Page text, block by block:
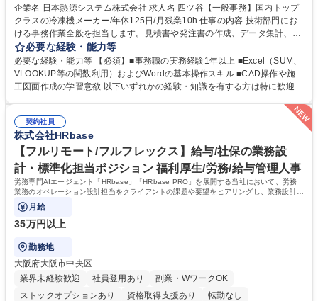
企業名 日本熱源システム株式会社 求人名 四ツ谷【一般事務】国内トップ
クラスの冷凍機メーカー/年休125日/月残業10h 仕事の内容 技術部門にお
ける事務作業全般を担当します。見積書や発注書の作成、データ集計、C
ADを用いた図面修正補助、電話・メール対応などを通じて現場の技術者
を支えるポジションです。 【仕事内容】■資料の整理、作成、ファイリン
グ、受発注等のデータ入力 ■工事見積書や発注書など案件に関する書面の
作成および管理■Excel関数を用いたデータ集計および管理■CAD操作によ
発注処理■技術部門や現場担当者との連絡調整業務 ※必要な知識は業務の
中で少しずつ身につけられますので、専門知識を持たない方でも安心して
ご応募いただけます。 募集職種 四ツ谷【一般事務】国内トップクラスの
冷凍機メーカー/年休125日/月残業10h
必要な経験・能力等
必要な経験・能力等 【必須】■事務職の実務経験1年以上 ■Excel（SUM、
VLOOKUP等の関数利用）およびWordの基本操作スキル ■CAD操作や施
工図面作成の学習意欲 以下いずれかの経験・知識を有する方は特に歓迎し
図面の作成経験 ■配管図面の作成経験 ※SUM・VLOOKUP・SUMIFなど
を使用しますが既存フォーマットへの入力・修正が中心です。一から関数
を組むことはありませんのでご安心ください。 学歴・資格 学歴：大学院
大学 高専 短大 専修学校 高校 語学力： 資格：第一種運転免許普通自動車
契約社員
株式会社HRbase
【フルリモート/フルフレックス】給与/社保の業務設
計・標準化担当ポジション 福利厚生/労務/給与管理人事
労務専門AIエージェント「HRbase」「HRbase PRO」を展開する当社において、労務
業務のオペレーション設計担当をクライアントの課題や要望をヒアリングし、業務設計や
システム設定へと落とし込むポジションです。
月給
35万円以上
勤務地
大阪府大阪市中央区
業界未経験歓迎
社員登用あり
副業・WワークOK
ストックオプションあり
資格取得支援あり
転勤なし